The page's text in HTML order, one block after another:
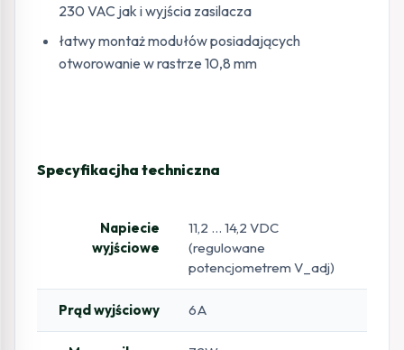
230 VAC jak i wyjścia zasilacza
łatwy montaż modułów posiadających
otworowanie w rastrze 10,8 mm
Specyfikacjha techniczna
Napiecie
wyjściowe
11,2 … 14,2 VDC
(regulowane
potencjometrem V_adj)
Prąd wyjściowy 6A